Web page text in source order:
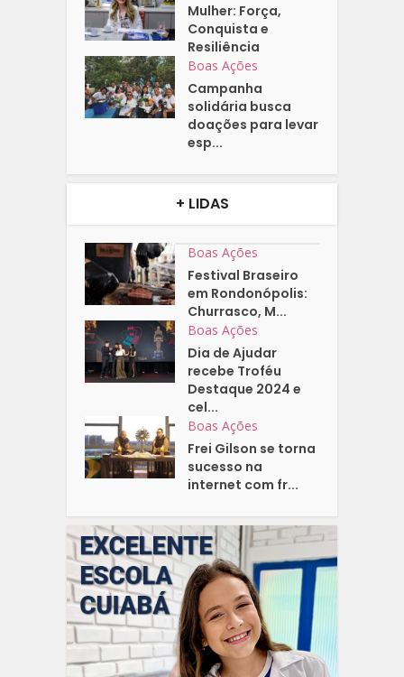
Mulher: Força,
Conquista e
Resiliência
Boas Ações
Campanha
solidária busca
doações para levar
esp...
+ LIDAS
Boas Ações
Festival Braseiro
em Rondonópolis:
Churrasco, M...
Boas Ações
Dia de Ajudar
recebe Troféu
Destaque 2024 e
cel...
Boas Ações
Frei Gilson se torna
sucesso na
internet com fr...